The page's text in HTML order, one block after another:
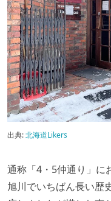
出典:北海道Likers
通称「4・5仲通り」に
旭川でいちばん長い歴